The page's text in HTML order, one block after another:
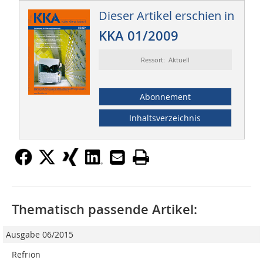
Dieser Artikel erschien in
KKA 01/2009
Ressort: Aktuell
Abonnement
Inhaltsverzeichnis
Thematisch passende Artikel:
Ausgabe 06/2015
Refrion